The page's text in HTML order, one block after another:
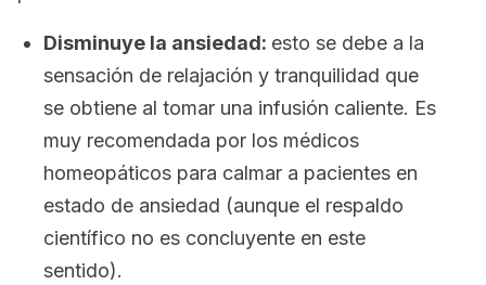
Disminuye la ansiedad: esto se debe a la
sensación de relajación y tranquilidad que
se obtiene al tomar una infusión caliente. Es
muy recomendada por los médicos
homeopáticos para calmar a pacientes en
estado de ansiedad (aunque el respaldo
científico no es concluyente en este
sentido).